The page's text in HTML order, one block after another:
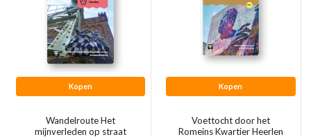
Kopen
Wandelroute Het
mijnverleden op straat
Kopen
Voettocht door het
Romeins Kwartier Heerlen